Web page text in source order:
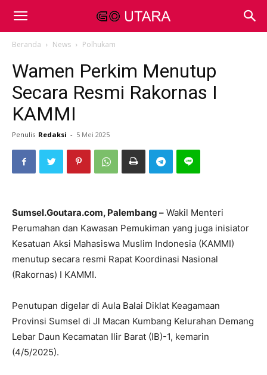
Beranda News Polhukam
Wamen Perkim Menutup
Secara Resmi Rakornas I
KAMMI
Penulis Redaksi - 5 Mei 2025
Sumsel.Goutara.com, Palembang – Wakil Menteri
Perumahan dan Kawasan Pemukiman yang juga inisiator
Kesatuan Aksi Mahasiswa Muslim Indonesia (KAMMI)
menutup secara resmi Rapat Koordinasi Nasional
(Rakornas) I KAMMI.
Penutupan digelar di Aula Balai Diklat Keagamaan
Provinsi Sumsel di Jl Macan Kumbang Kelurahan Demang
Lebar Daun Kecamatan Ilir Barat (IB)-1, kemarin
(4/5/2025).